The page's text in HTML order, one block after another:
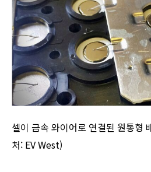
셀이 금속 와이어로 연결된 원통형
처: EV West)